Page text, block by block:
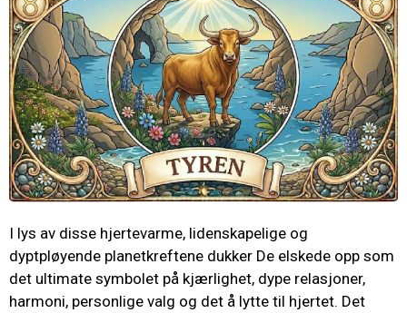
I lys av disse hjertevarme, lidenskapelige og
dyptpløyende planetkreftene dukker De elskede opp som
det ultimate symbolet på kjærlighet, dype relasjoner,
harmoni, personlige valg og det å lytte til hjertet. Det